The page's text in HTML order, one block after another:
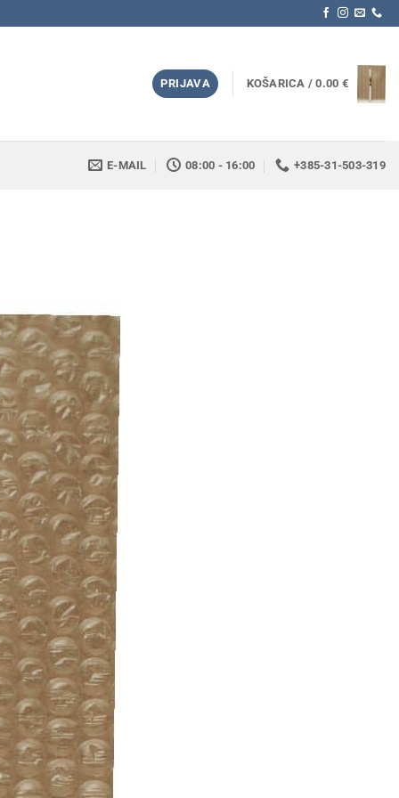
PRIJAVA KOŠARICA /0.00 €
E-MAIL 08:00 - 16:00 +385-31-503-319